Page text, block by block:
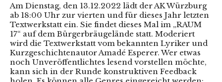
Am Dienstag, den 13.12.2022 lädt der AK Würzburg
ab 18:00 Uhr zur vierten und für dieses Jahr letzten
Textwerkstatt ein. Sie findet dieses Mal im „RAUM
17“ auf dem Bürgerbräugelände statt. Moderiert
wird die Textwerkstatt vom bekannten Lyriker und
Kurzgeschichtenautor Amadé Esperer. Wer etwas
noch Unveröffentlichtes lesend vorstellen möchte,
kann sich in der Runde konstruktiven Feedback